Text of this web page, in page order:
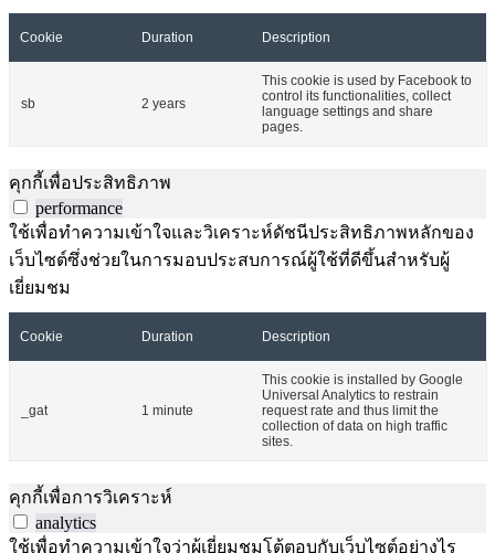
Cookie Duration Description
sb 2 years
This cookie is used by Facebook to
control its functionalities, collect
language settings and share
pages.
คุกกี้เพื่อประสิทธิภาพ
performance
ใช้เพื่อทำความเข้าใจและวิเคราะห์ดัชนีประสิทธิภาพหลักของ
เว็บไซต์ซึ่งช่วยในการมอบประสบการณ์ผู้ใช้ที่ดีขึ้นสำหรับผู้
เยี่ยมชม
Cookie Duration Description
_gat 1 minute
This cookie is installed by Google
Universal Analytics to restrain
request rate and thus limit the
collection of data on high traffic
sites.
คุกกี้เพื่อการวิเคราะห์
analytics
ใช้เพื่อทำความเข้าใจว่าผู้เยี่ยมชมโต้ตอบกับเว็บไซต์อย่างไร